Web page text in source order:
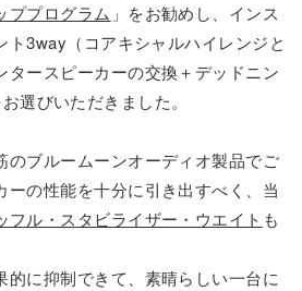
ププログラム 」をお勧めし、インス
ト3way（コアキシャルハイレンジと
タースピーカーの交換＋デッドニン
選びいただきました。
のブルームーンオーディオ製品でご
ーの性能を十分に引き出すべく、当
フル・スタビライザー・ウエイト も
的に抑制できて、素晴らしい一台に